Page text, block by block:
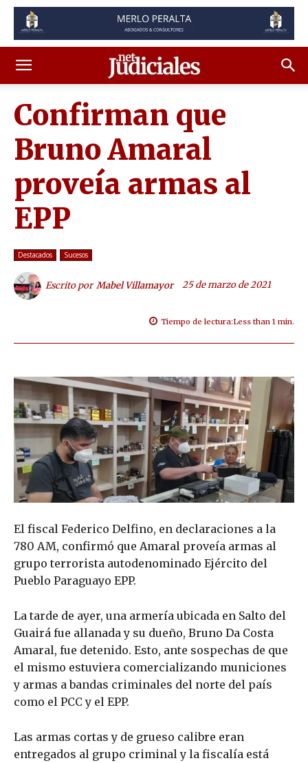
Confirman que
Bruno Amaral
proveía armas al
EPP
Destacados Sucesos
Escrito por Mabel Villamayor 25 de marzo de 2021
Tiempo de lectura:Less than 1 min.
El fiscal Federico Delfino, en declaraciones a la
780 AM, confirmó que Amaral proveía armas al
grupo terrorista autodenominado Ejército del
Pueblo Paraguayo EPP.
La tarde de ayer, una armería ubicada en Salto del
Guairá fue allanada y su dueño, Bruno Da Costa
Amaral, fue detenido. Esto, ante sospechas de que
el mismo estuviera comercializando municiones
y armas a bandas criminales del norte del país
como el PCC y el EPP.
Las armas cortas y de grueso calibre eran
entregados al grupo criminal y la fiscalía está